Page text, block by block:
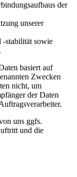
der
unserer
-stabilität sowie
basiert auf
Zwecken
nicht, um
der Daten
uns ggfs.
und die